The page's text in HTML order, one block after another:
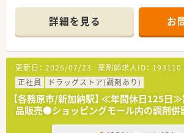
詳細を見る お
更新日： 2026/07/23 薬剤師求人ID： 193110
正社員
ドラッグストア(調剤あり)
【各務原市/新加納駅】 ≪年間休日125日
品販売●ショッピングモール内の調剤併